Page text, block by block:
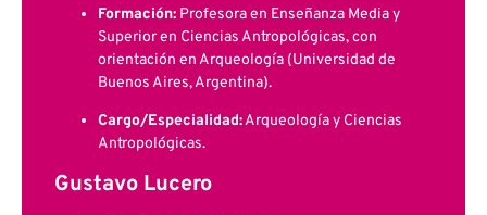
Formación: Profesora en Enseñanza Media y
Superior en Ciencias Antropológicas, con
orientación en Arqueología (Universidad de
Buenos Aires, Argentina).
Cargo/Especialidad:Arqueología y Ciencias
Antropológicas.
Gustavo Lucero